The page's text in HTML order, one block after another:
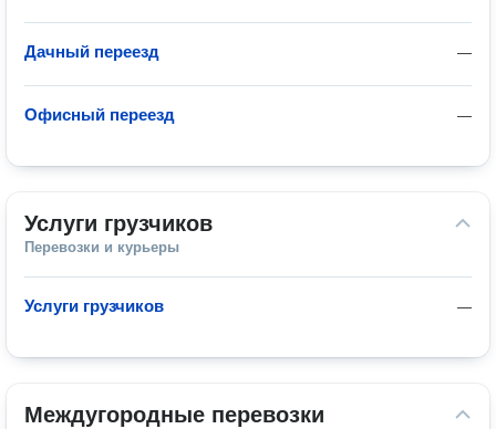
—
Дачный переезд
—
Офисный переезд
Услуги грузчиков
Перевозки и курьеры
—
Услуги грузчиков
Междугородные перевозки